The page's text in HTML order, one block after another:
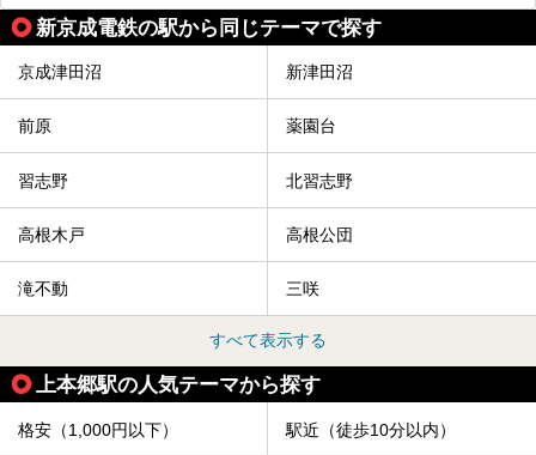
新京成電鉄の駅から同じテーマで探す
京成津田沼 新津田沼
前原 薬園台
習志野 北習志野
高根木戸 高根公団
滝不動 三咲
すべて表示する
上本郷駅の人気テーマから探す
格安（1,000円以下） 駅近（徒歩10分以内）